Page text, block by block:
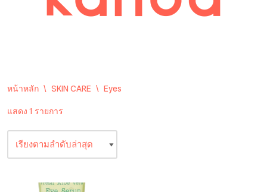
หน้าหลัก \ SKIN CARE \ Eyes
แสดง 1 รายการ